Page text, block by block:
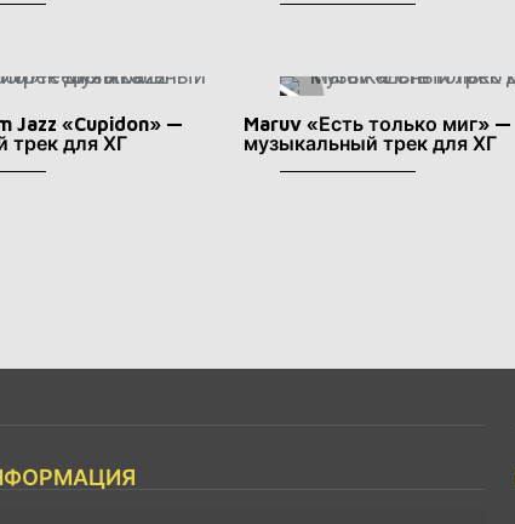
Jazz «Cupidon» —
трек для ХГ
Maruv «Есть только миг» —
музыкальный трек для ХГ